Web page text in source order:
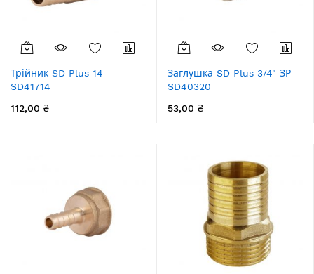
Трійник SD Plus 14
SD41714
112,00 ₴
Заглушка SD Plus 3/4" ЗР
SD40320
53,00 ₴